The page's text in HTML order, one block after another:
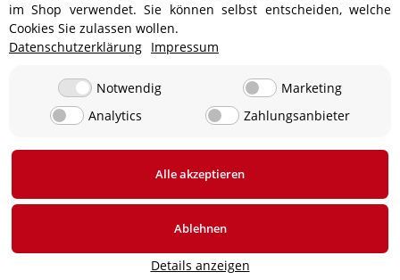
ab 5,90 € - Ab 300 € Bestellwert
ab 9,90 € - Ab 350 € Bestellwert
Versandkostenfrei!
19,90 €
0 € bei Abholung in 24850 Lürschau, Deutschland
* Alle Preise inkl. gesetzlicher USt., zzgl. Versand
im Shop verwendet. Sie können selbst entscheiden, welche
Cookies Sie zulassen wollen.
Datenschutzerklärung Impressum
Notwendig
Marketing
Analytics
Zahlungsanbieter
Alle akzeptieren
Ablehnen
Details anzeigen